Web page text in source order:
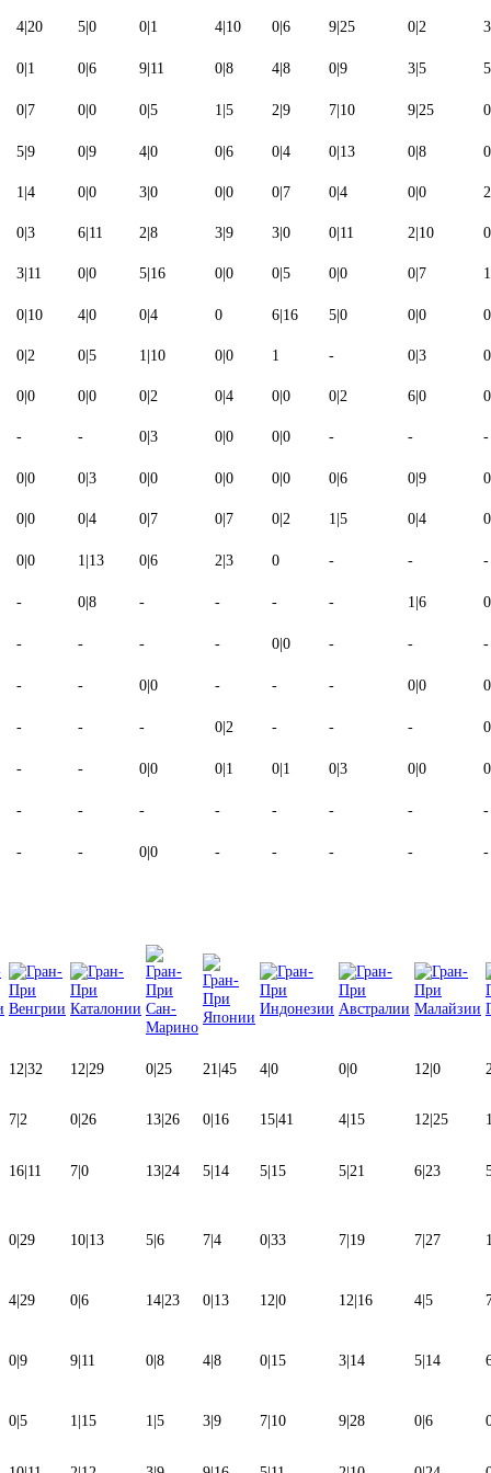
4|20 5|0 0|1 4|10 0|6 9|25 0|2 3
0|1 0|6 9|11 0|8 4|8 0|9 3|5 5
0|7 0|0 0|5 1|5 2|9 7|10 9|25 0
5|9 0|9 4|0 0|6 0|4 0|13 0|8 0
1|4 0|0 3|0 0|0 0|7 0|4 0|0 2
0|3 6|11 2|8 3|9 3|0 0|11 2|10 0
3|11 0|0 5|16 0|0 0|5 0|0 0|7 1
0|10 4|0 0|4 0 6|16 5|0 0|0 0
0|2 0|5 1|10 0|0 1 - 0|3 0
0|0 0|0 0|2 0|4 0|0 0|2 6|0 0
- - 0|3 0|0 0|0 - - -
0|0 0|3 0|0 0|0 0|0 0|6 0|9 0
0|0 0|4 0|7 0|7 0|2 1|5 0|4 0
0|0 1|13 0|6 2|3 0 - - -
- 0|8 - - - - 1|6 0
- - - - 0|0 - - -
- - 0|0 - - - 0|0 0
- - - 0|2 - - - 0
- - 0|0 0|1 0|1 0|3 0|0 0
- - - - - - - -
- - 0|0 - - - - -
12|32 12|29 0|25 21|45 4|0 0|0 12|0
7|2 0|26 13|26 0|16 15|41 4|15 12|25
16|11 7|0 13|24 5|14 5|15 5|21 6|23
0|29 10|13 5|6 7|4 0|33 7|19 7|27
4|29 0|6 14|23 0|13 12|0 12|16 4|5
0|9 9|11 0|8 4|8 0|15 3|14 5|14
0|5 1|15 1|5 3|9 7|10 9|28 0|6